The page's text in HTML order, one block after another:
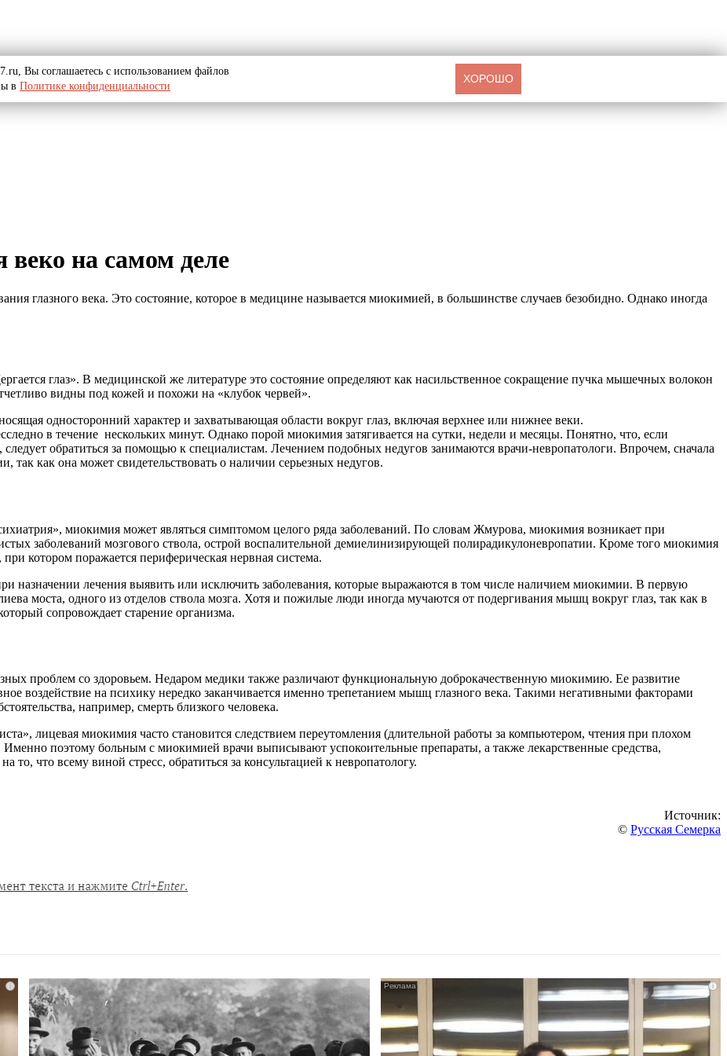
веко на самом деле
глазного века. Это состояние, которое в медицине называется миокимией, в большинстве случаев безобидно. Однако иногда
глаз». В медицинской же литературе это состояние определяют как насильственное сокращение пучка мышечных волокон
видны под кожей и похожи на «клубок червей».
односторонний характер и захватывающая области вокруг глаз, включая верхнее или нижнее веки.
в течение нескольких минут. Однако порой миокимия затягивается на сутки, недели и месяцы. Понятно, что, если
обратиться за помощью к специалистам. Лечением подобных недугов занимаются врачи-невропатологи. Впрочем, сначала
как она может свидетельствовать о наличии серьезных недугов.
миокимия может являться симптомом целого ряда заболеваний. По словам Жмурова, миокимия возникает при
заболеваний мозгового ствола, острой воспалительной демиелинизирующей полирадикулоневропатии. Кроме того миокимия
котором поражается периферическая нервная система.
назначении лечения выявить или исключить заболевания, которые выражаются в том числе наличием миокимии. В первую
моста, одного из отделов ствола мозга. Хотя и пожилые люди иногда мучаются от подергивания мышц вокруг глаз, так как в
сопровождает старение организма.
проблем со здоровьем. Недаром медики также различают функциональную доброкачественную миокимию. Ее развитие
воздействие на психику нередко заканчивается именно трепетанием мышц глазного века. Такими негативными факторами
например, смерть близкого человека.
лицевая миокимия часто становится следствием переутомления (длительной работы за компьютером, чтения при плохом
поэтому больным с миокимией врачи выписывают успокоительные препараты, а также лекарственные средства,
что всему виной стресс, обратиться за консультацией к невропатологу.
Источник:
© Русская Семерка
i i
Вы соглашаетесь с использованием файлов
в Политике конфиденциальности
ХОРОШО